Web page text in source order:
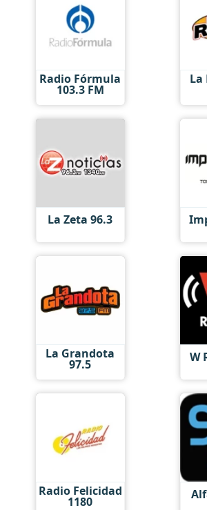
Radio Fórmula
103.3 FM
La
La Zeta 96.3
La Grandota
97.5 W
Radio Felicidad
1180